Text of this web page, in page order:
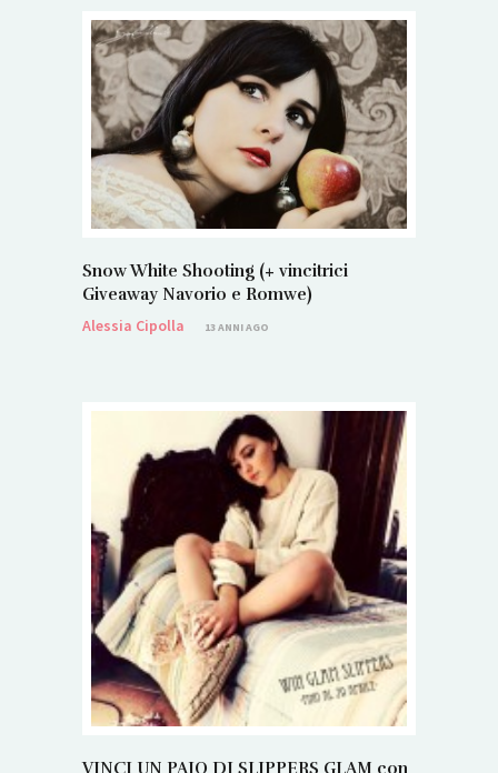
Snow White Shooting (+ vincitrici
Giveaway Navorio e Romwe)
Alessia Cipolla
13 ANNI AGO
VINCI UN PAIO DI SLIPPERS GLAM con